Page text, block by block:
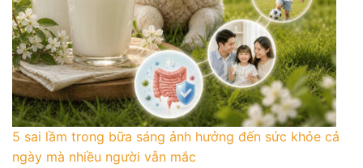
5 sai lầm trong bữa sáng ảnh hưởng đến sức khỏe cả
ngày mà nhiều người vẫn mắc